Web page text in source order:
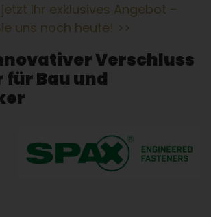
Ihr exklusives Angebot –
uns noch heute! >>
Verschluss
Bau und